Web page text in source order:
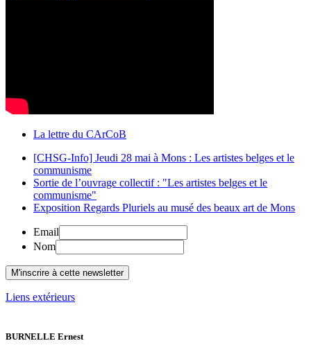
La lettre du CArCoB
[CHSG-Info] Jeudi 28 mai à Mons : Les artistes belges et le
communisme
Sortie de l’ouvrage collectif : "Les artistes belges et le
communisme"
Exposition Regards Pluriels au musé des beaux art de Mons
Email
Nom
Liens extérieurs
BURNELLE Ernest